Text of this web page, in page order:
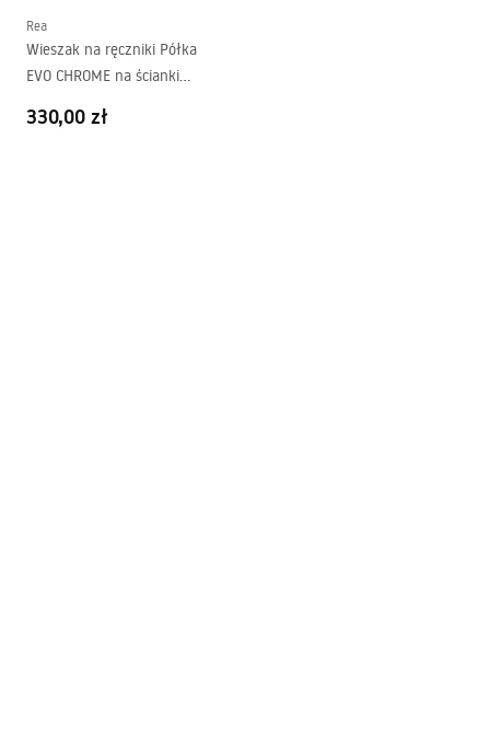
Rea
Wieszak na ręczniki Półka
EVO CHROME na ścianki
330,00 zł